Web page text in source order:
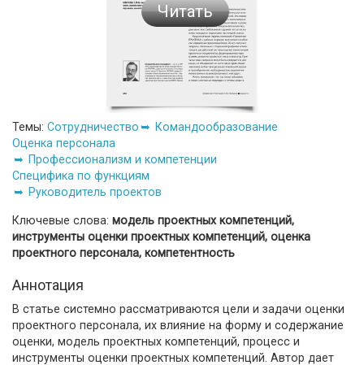
Читать
Темы: Сотрудничество
Командообразование
Оценка персонала
Профессионализм и компетенции
Специфика по функциям
Руководитель проектов
Ключевые слова: модель проектных компетенций,
инструменты оценки проектных компетенций, оценка
проектного персонала, компетентность
Аннотация
В статье системно рассматриваются цели и задачи оценки
проектного персонала, их влияние на форму и содержание
оценки, модель проектных компетенций, процесс и
инструменты оценки проектных компетенций. Автор дает